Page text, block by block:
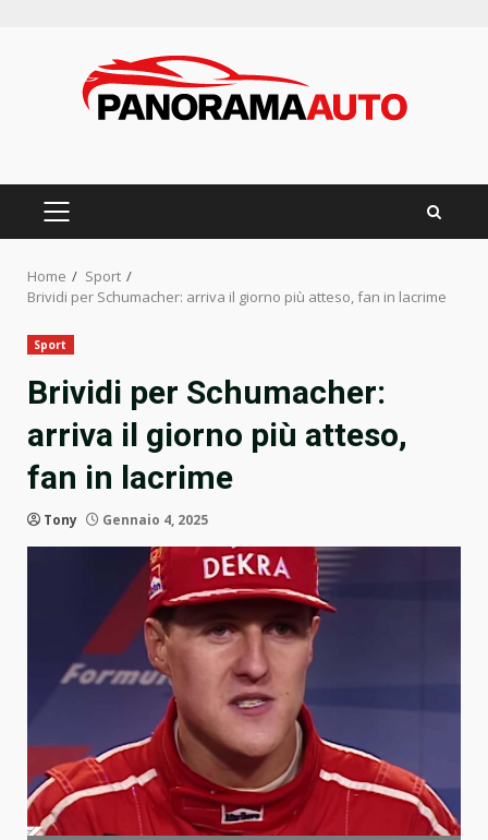
PRIMARY
Home
Sport
Brividi per Schumacher: arriva il giorno più atteso, fan in lacrime
Sport
Brividi per Schumacher:
arriva il giorno più atteso,
fan in lacrime
Tony Gennaio 4, 2025